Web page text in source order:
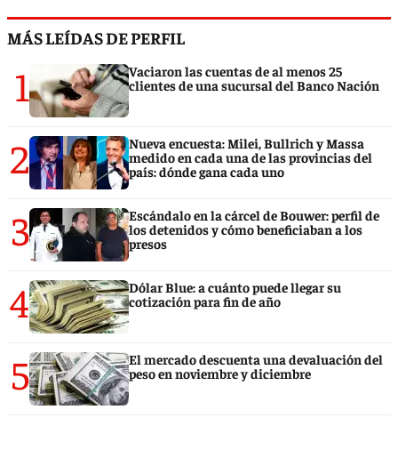
MÁS LEÍDAS DE PERFIL
1
Vaciaron las cuentas de al menos 25
clientes de una sucursal del Banco Nación
2
Nueva encuesta: Milei, Bullrich y Massa
medido en cada una de las provincias del
país: dónde gana cada uno
3
Escándalo en la cárcel de Bouwer: perfil de
los detenidos y cómo beneficiaban a los
presos
4
Dólar Blue: a cuánto puede llegar su
cotización para fin de año
5
El mercado descuenta una devaluación del
peso en noviembre y diciembre